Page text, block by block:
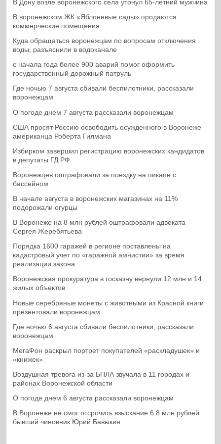
В Дону возле воронежского села утонул 65-летний мужчина
В воронежском ЖК «Яблоневые сады» продаются
коммерческие помещения
Куда обращаться воронежцам по вопросам отключения
воды, разъяснили в водоканале
с начала года более 900 аварий помог оформить
государственный дорожный патруль
Где ночью 7 августа сбивали беспилотники, рассказали
воронежцам
О погоде днем 7 августа рассказали воронежцам
США просят Россию освободить осужденного в Воронеже
американца Роберта Гилмана
Избирком завершил регистрацию воронежских кандидатов
в депутаты ГД РФ
Воронежцев оштрафовали за поездку на пикапе с
бассейном
В начале августа в воронежских магазинах на 11%
подорожали огурцы
В Воронеже на 8 млн рублей оштрафовали адвоката
Сергея Жеребятьева
Порядка 1600 гаражей в регионе поставлены на
кадастровый учет по «гаражной амнистии» за время
реализации закона
Воронежская прокуратура в госказну вернули 12 млн и 14
жилых объектов
Новые серебряные монеты с животными из Красной книги
презентовали воронежцам
Где ночью 6 августа сбивали беспилотники, рассказали
воронежцам
МегаФон раскрыл портрет покупателей «раскладушек» и
«книжек»
Воздушная тревога из-за БПЛА звучала в 11 городах и
районах Воронежской области
О погоде днем 6 августа рассказали воронежцам
В Воронеже не смог отсрочить взыскание 6,8 млн рублей
бывший чиновник Юрий Бавыкин